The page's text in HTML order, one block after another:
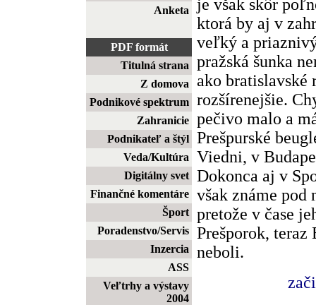
Anketa
PDF formát
Titulná strana
Z domova
Podnikové spektrum
Zahranicie
Podnikateľ a štýl
Veda/Kultúra
Digitálny svet
Finančné komentáre
Šport
Poradenstvo/Servis
Inzercia
ASS
Veľtrhy a výstavy
2004
je však skôr
ktorá by aj v
veľký a
pražská šunka
ako bratislavské
rozšírenejšie.
pečivo malo a
Prešpurské
Viedni, v
Dokonca aj v
však známe pod
pretože v čase
Prešporok, teraz
neboli.